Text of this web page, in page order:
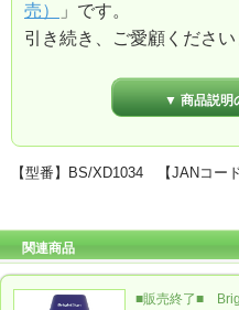
売）
」です。
引き続き、ご愛顧くださ
「BrightSign XD1034」 と
「GPIOコネクター12ピン1
供させていただきます。
当店通常価格：4,700円（
⇒同時購入特価：
▼ 商品説明
【型番】BS/XD1034 【JANコー
関連商品
■販売終了■